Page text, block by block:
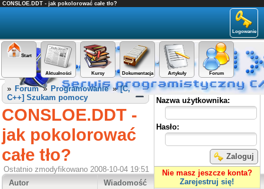
CONSLOE.DDT - jak pokolorować całe tło?
Logowanie
Start
Aktualności Kursy Dokumentacja Artykuły Forum
Panel użytkownika
Nazwa użytkownika:
Hasło:
Zaloguj
Nie masz jeszcze konta?
Zarejestruj się!
» Forum» Programowanie»[C,
C++] Szukam pomocy
CONSLOE.DDT -
jak pokolorować
całe tło?
Ostatnio zmodyfikowano 2008-10-04 19:51
Autor
Wiadomość